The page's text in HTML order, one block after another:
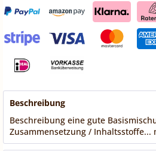
Beschreibung
Beschreibung eine gute
Zusammensetzung / Inhaltsstoffe...